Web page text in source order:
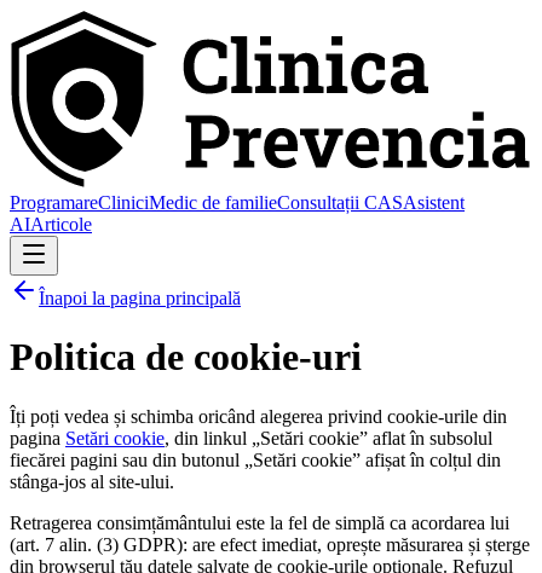
ProgramareCliniciMedic de familieConsultații CASAsistent
AIArticole
Înapoi la pagina principală
Politica de cookie-uri
Îți poți vedea și schimba oricând alegerea privind cookie-urile din
pagina Setări cookie, din linkul „Setări cookie” aflat în subsolul
fiecărei pagini sau din butonul „Setări cookie” afișat în colțul din
stânga-jos al site-ului.
Retragerea consimțământului este la fel de simplă ca acordarea lui
(art. 7 alin. (3) GDPR): are efect imediat, oprește măsurarea și șterge
din browserul tău datele salvate de cookie-urile opționale. Refuzul